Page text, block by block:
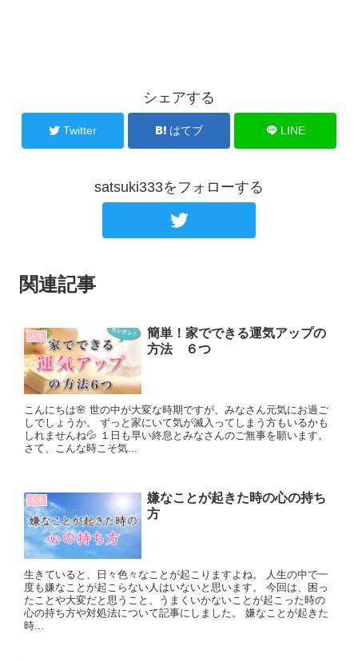
シェアする
Twitter はてブ LINE
satsuki333をフォローする
関連記事
人生
簡単！家でできる運気アップの
方法 ６つ
こんにちは🌸 世の中が大変な時期ですが、みなさん元気にお過ご
しでしょうか。 ずっと家にいて気が滅入ってしまう方もいるかも
しれませんね💦 １日も早い終息とみなさんのご無事を願います。
さて、こんな時こそ気...
人生
嫌なことが起きた時の心の持ち
方
生きていると、日々色々なことが起こりますよね。 人生の中で一
度も嫌なことが起こらない人はいないと思います。 今回は、困っ
たことや大変だと思うこと、うまくいかないことが起こった時の
心の持ち方や対処法について記事にしました。 嫌なことが起きた
時...